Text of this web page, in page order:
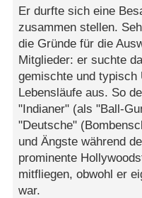
Er durfte sich eine
zusammen stellen.
die Gründe für die
Mitglieder: er suchte
gemischte und typisch
Lebensläufe aus. So
"Indianer" (als "Ball-
"Deutsche"
und Ängste während
prominente
mitfliegen, obwohl er
war.